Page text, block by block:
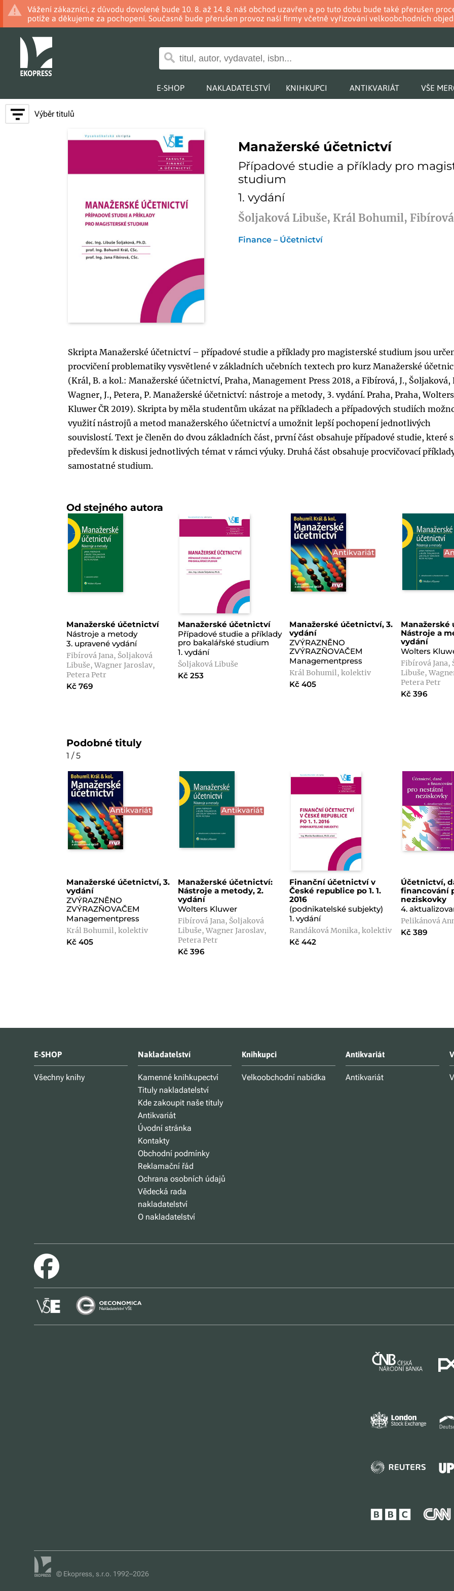
Vážení zákazníci, z důvodu dovolené bude 10. 8. až 14. 8. náš obchod uzavřen a po tuto dobu bude také přerušen
potíže a děkujeme za pochopení. Současně bude přerušen provoz naší firmy včetně vyřizování velkoobchodních
E-SHOP NAKLADATELSTVÍ KNIHKUPCI ANTIKVARIÁT VŠE
Výběr titulů
Manažerské účetnictví
Případové studie a příklady pro
studium
1. vydání
Šoljaková Libuše, Král Bohumil, Fibírová
Finance – Účetnictví
Skripta Manažerské účetnictví – případové studie a příklady pro magisterské studium jsou
procvičení problematiky vysvětlené v základních učebních textech pro kurz Manažerské
(Král, B. a kol.: Manažerské účetnictví, Praha, Management Press 2018, a Fibírová, J., Šoljaková,
Wagner, J., Petera, P. Manažerské účetnictví: nástroje a metody, 3. vydání. Praha, Praha, Wolters
Kluwer ČR 2019). Skripta by měla studentům ukázat na příkladech a případových studiích
využití nástrojů a metod manažerského účetnictví a umožnit lepší pochopení jednotlivých
souvislostí. Text je členěn do dvou základních část, první část obsahuje případové studie, které
především k diskusi jednotlivých témat v rámci výuky. Druhá část obsahuje procvičovací
samostatné studium.
Od stejného autora
Manažerské účetnictví
Nástroje a metody
3. upravené vydání
Fibírová Jana, Šoljaková
Libuše, Wagner Jaroslav,
Petera Petr
Kč 769
Manažerské účetnictví
Případové studie a příklady
pro bakalářské studium
1. vydání
Šoljaková Libuše
Kč 253
Antikvariát
Manažerské účetnictví, 3.
vydání
ZVÝRAZNĚNO
ZVÝRAZŇOVAČEM
Managementpress
Král Bohumil, kolektiv
Kč 405
Manažerské
Nástroje a
vydání
Wolters
Fibírová Jana,
Libuše,
Petera Petr
Kč 396
Podobné tituly
1 / 5
Antikvariát
Manažerské účetnictví, 3.
vydání
ZVÝRAZNĚNO
ZVÝRAZŇOVAČEM
Managementpress
Král Bohumil, kolektiv
Kč 405
Antikvariát
Manažerské účetnictví:
Nástroje a metody, 2.
vydání
Wolters Kluwer
Fibírová Jana, Šoljaková
Libuše, Wagner Jaroslav,
Petera Petr
Kč 396
Finanční účetnictví v
České republice po 1. 1.
2016
(podnikatelské subjekty)
1. vydání
Randáková Monika, kolektiv
Kč 442
Účetnictví,
financování
neziskovky
4.
Pelikánová
Kč 389
E-SHOP
Všechny knihy
Nakladatelství
Kamenné knihkupectví
Tituly nakladatelství
Kde zakoupit naše tituly
Antikvariát
Úvodní stránka
Kontakty
Obchodní podmínky
Reklamační řád
Ochrana osobních údajů
Vědecká rada
nakladatelství
O nakladatelství
Knihkupci
Velkoobchodní nabídka
Antikvariát
Antikvariát
© Ekopress, s.r.o. 1992–2026